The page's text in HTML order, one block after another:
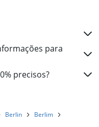
para
precisos?
Berlin
Berlim